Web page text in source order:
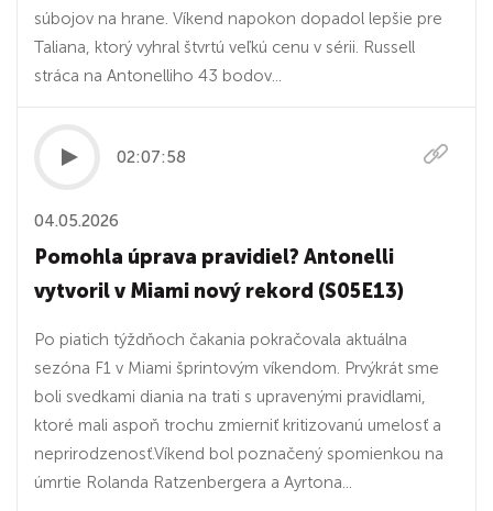
súbojov na hrane. Víkend napokon dopadol lepšie pre
Taliana, ktorý vyhral štvrtú veľkú cenu v sérii. Russell
stráca na Antonelliho 43 bodov...
02:07:58
04.05.2026
Pomohla úprava pravidiel? Antonelli
vytvoril v Miami nový rekord (S05E13)
Po piatich týždňoch čakania pokračovala aktuálna
sezóna F1 v Miami šprintovým víkendom. Prvýkrát sme
boli svedkami diania na trati s upravenými pravidlami,
ktoré mali aspoň trochu zmierniť kritizovanú umelosť a
neprirodzenosť.Víkend bol poznačený spomienkou na
úmrtie Rolanda Ratzenbergera a Ayrtona...